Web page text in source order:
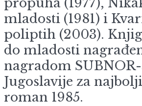
mladosti (1981) i
poliptih (2003).
do mladosti
nagradom
Jugoslavije za
roman 1985.